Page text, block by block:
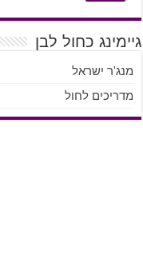
גיימינג כחול לבן
מנג'ר ישראל
מדריכים לחול